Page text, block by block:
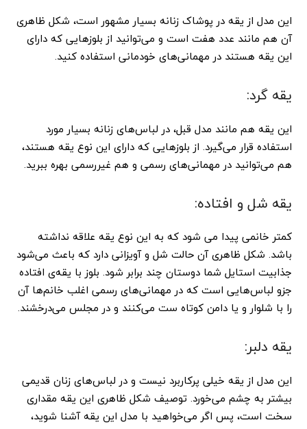
این مدل از یقه در پوشاک زنانه بسیار مشهور است، شکل ظاهری
آن هم مانند عدد هفت است و می‌توانید از بلوزهایی که دارای
این یقه هستند در مهمانی‌های خودمانی استفاده کنید.
یقه گرد:
این یقه هم مانند مدل قبل، در لباس‌های زنانه بسیار مورد
استفاده قرار می‌گیرد. از بلوزهایی که دارای این نوع یقه هستند،
هم می‌توانید در مهمانی‌های رسمی و هم غیررسمی بهره ببرید.
یقه شل و افتاده:
کمتر خانمی پیدا می شود که به این نوع یقه علاقه نداشته
باشد. شکل ظاهری آن حالت شل و آویزانی دارد که باعث می‌شود
جذابیت استایل شما دوستان چند برابر شود. بلوز با یقه‌ی افتاده
جزو لباس‌هایی است که در مهمانی‌های رسمی اغلب خانم‌ها آن
را با شلوار و یا دامن کوتاه ست می‌کنند و در مجلس می‌درخشند.
یقه دلبر:
این مدل از یقه خیلی پرکاربرد نیست و در لباس‌های زنان قدیمی
بیشتر به چشم می‌خورد. توصیف شکل ظاهری این یقه مقداری
سخت است، پس اگر می‌خواهید با مدل این یقه آشنا شوید،